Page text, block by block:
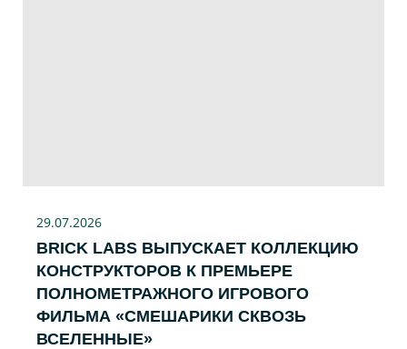
29.07.2026
BRICK LABS ВЫПУСКАЕТ КОЛЛЕКЦИЮ
КОНСТРУКТОРОВ К ПРЕМЬЕРЕ
ПОЛНОМЕТРАЖНОГО ИГРОВОГО
ФИЛЬМА «CМЕШАРИКИ СКВОЗЬ
ВСЕЛЕННЫЕ»